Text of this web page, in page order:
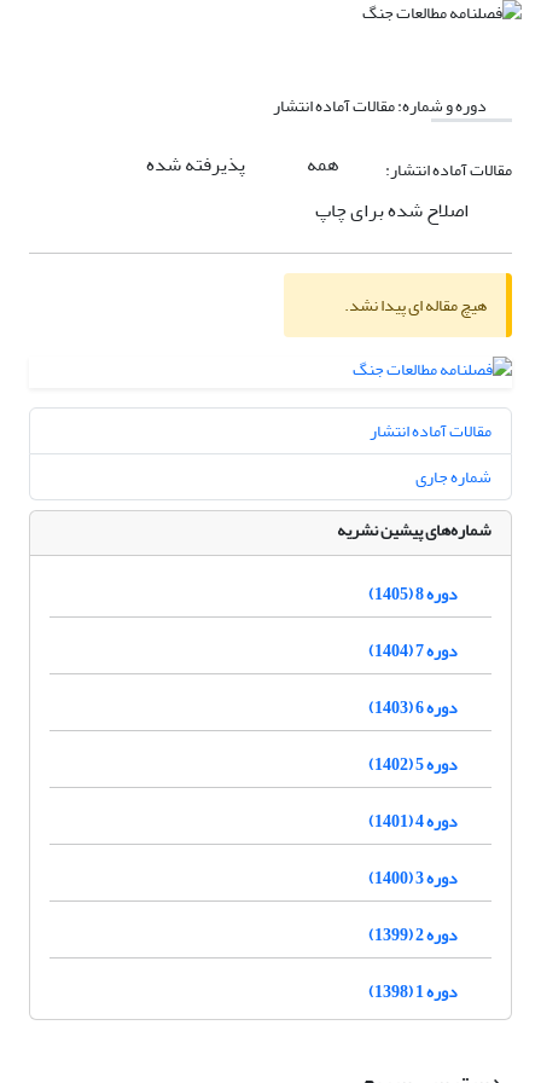
دوره و شماره:مقالات آماده انتشار
مقالات آماده انتشار:
همه
پذیرفته شده
اصلاح شده برای چاپ
هیچ مقاله ای پیدا نشد.
مقالات آماده انتشار
شماره جاری
شماره‌های پیشین نشریه
دوره 8 (1405)
دوره 7 (1404)
دوره 6 (1403)
دوره 5 (1402)
دوره 4 (1401)
دوره 3 (1400)
دوره 2 (1399)
دوره 1 (1398)